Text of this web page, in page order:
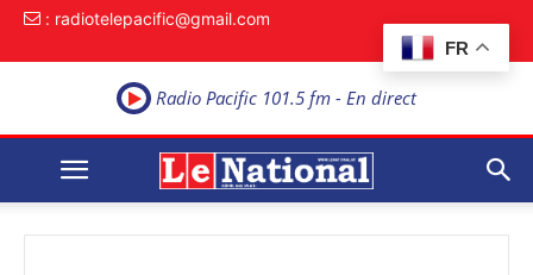
FR
: radiotelepacific@gmail.com
Radio Pacific 101.5 fm - En direct